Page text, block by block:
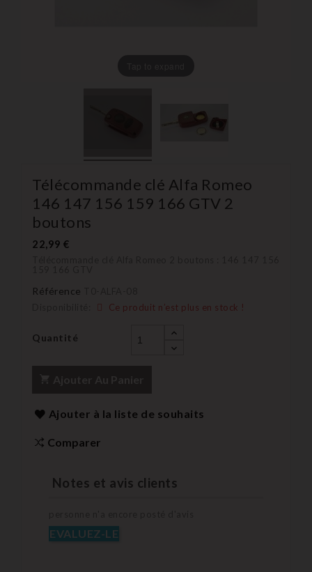
Télécommande clé Alfa Romeo
146 147 156 159 166 GTV 2
boutons
22,99 €
Référence
Ce produit n’est plus en stock !
Quantité
Ajouter à la liste de souhaits
Comparer
Notes et avis clients
EVALUEZ-LE